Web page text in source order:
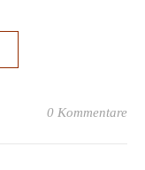
0 Kommentare